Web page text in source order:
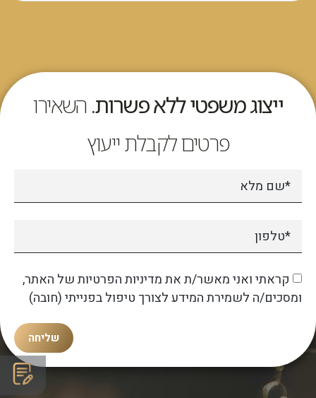
ייצוג משפטי ללא פשרות. השאירו
פרטים לקבלת ייעוץ
קראתי ואני מאשר/ת את מדיניות הפרטיות של האתר,
ומסכים/ה לשמירת המידע לצורך טיפול בפנייתי (חובה)
שליחה